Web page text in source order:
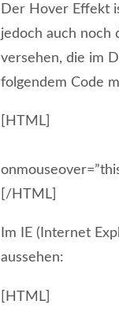
Der Hover Effekt
jedoch auch noch
versehen, die im
folgendem Code
[HTML]
[/HTML]
Im IE (Internet
aussehen:
[HTML]